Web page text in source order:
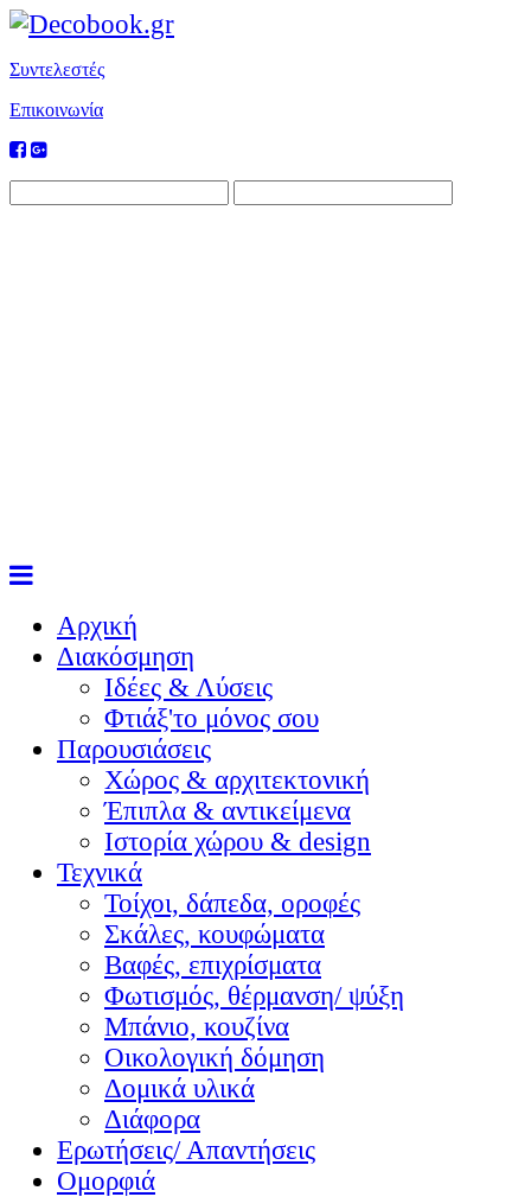
Συντελεστές
Επικοινωνία
Αρχική
Διακόσμηση
Ιδέες & Λύσεις
Φτιάξ'το μόνος σου
Παρουσιάσεις
Χώρος & αρχιτεκτονική
Έπιπλα & αντικείμενα
Ιστορία χώρου & design
Τεχνικά
Τοίχοι, δάπεδα, οροφές
Σκάλες, κουφώματα
Βαφές, επιχρίσματα
Φωτισμός, θέρμανση/ ψύξη
Μπάνιο, κουζίνα
Οικολογική δόμηση
Δομικά υλικά
Διάφορα
Ερωτήσεις/ Απαντήσεις
Ομορφιά